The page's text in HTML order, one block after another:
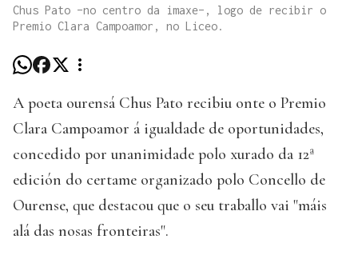
Chus Pato –no centro da imaxe–, logo de recibir o
Premio Clara Campoamor, no Liceo.
A poeta ourensá Chus Pato recibiu onte o Premio
Clara Campoamor á igualdade de oportunidades,
concedido por unanimidade polo xurado da 12ª
edición do certame organizado polo Concello de
Ourense, que destacou que o seu traballo vai "máis
alá das nosas fronteiras".